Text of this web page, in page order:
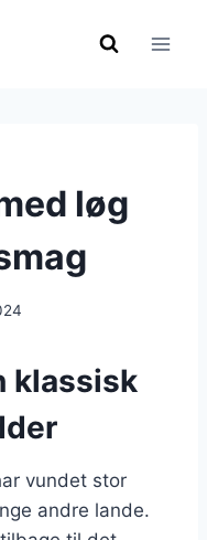
løg
klassisk
vundet stor
andre lande.